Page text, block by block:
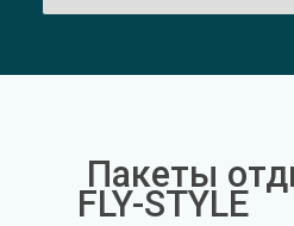
Пакеты
FLY-STYLE